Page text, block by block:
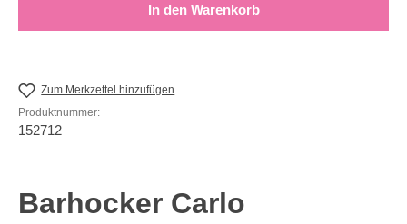
In den Warenkorb
Zum Merkzettel hinzufügen
Produktnummer:
152712
Barhocker Carlo